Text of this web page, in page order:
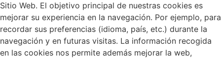
Sitio Web. El objetivo principal de nuestras cookies es
mejorar su experiencia en la navegación. Por ejemplo, para
recordar sus preferencias (idioma, país, etc.) durante la
navegación y en futuras visitas. La información recogida
en las cookies nos permite además mejorar la web,